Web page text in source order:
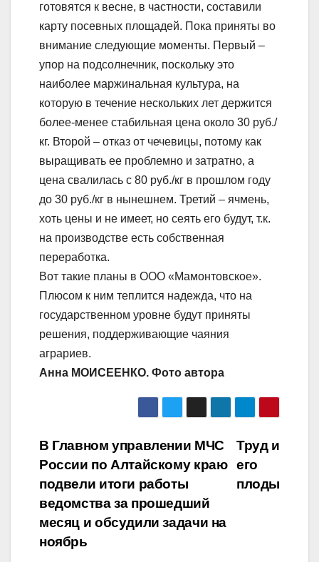
готовятся к весне, в частности, составили
карту посевных площадей. Пока приняты во
внимание следующие моменты. Первый –
упор на подсолнечник, поскольку это
наиболее маржинальная культура, на
которую в течение нескольких лет держится
более-менее стабильная цена около 30 руб./
кг. Второй – отказ от чечевицы, потому как
выращивать ее проблемно и затратно, а
цена свалилась с 80 руб./кг в прошлом году
до 30 руб./кг в нынешнем. Третий – ячмень,
хоть цены и не имеет, но сеять его будут, т.к.
на производстве есть собственная
переработка.
Вот такие планы в ООО «Мамонтовское».
Плюсом к ним теплится надежда, что на
государственном уровне будут приняты
решения, поддерживающие чаяния
аграриев.
Анна МОИСЕЕНКО. Фото автора
Навигация
по
записям
Труд и
его
плоды
В Главном управлении МЧС
России по Алтайскому краю
подвели итоги работы
ведомства за прошедший
месяц и обсудили задачи на
ноябрь